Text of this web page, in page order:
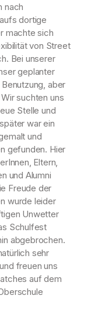
nach
dortige
machte sich
von Street
Bei unserer
geplanter
aber
suchten uns
Stelle und
war ein
und
gefunden. Hier
Eltern,
und Alumni
Freude der
wurde leider
Unwetter
Schulfest
abgebrochen.
sehr
freuen uns
auf dem